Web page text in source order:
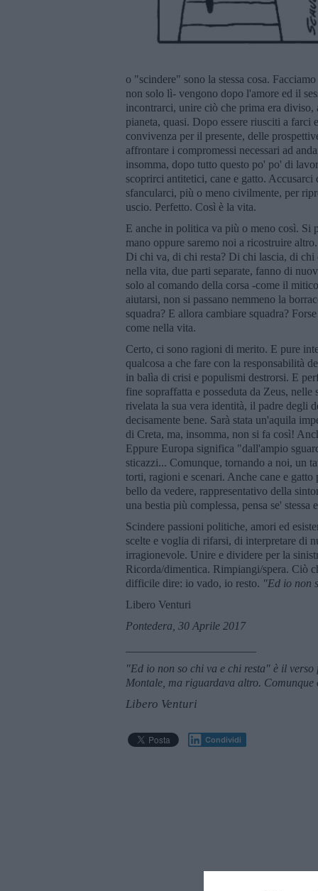
o "scindere" sono la stessa cosa.
non solo lì- vengono dopo l'amore ed il
incontrarci, unire ciò che prima era diviso,
pianeta, quasi. Dopo essere riusciti a farci
convivenza per il presente, delle
affrontare i compromessi necessari ad
insomma, dopo tutto questo po' po' di
scoprirci antitetici, cane e gatto.
sfancularci, più o meno civilmente, per
uscio. Perfetto. Così è la vita.
E anche in politica va più o meno così. Si
mano oppure saremo noi a ricostruire
Di chi va, di chi resta? Di chi lascia, di chi
nella vita, due parti separate, fanno di
solo al comando della corsa -come il
aiutarsi, non si passano nemmeno la
squadra? E allora cambiare squadra?
come nella vita.
Certo, ci sono ragioni di merito. E pure
qualcosa a che fare con la responsabilità
in balìa di crisi e populismi destrorsi. E
fine sopraffatta e posseduta da Zeus,
rivelata la sua vera identità, il padre degli
decisamente bene. Sarà stata un'aquila
di Creta, ma, insomma, non si fa così!
Eppure Europa significa "dall'ampio
sticazzi... Comunque, tornando a noi, un
torti, ragioni e scenari. Anche cane e
bello da vedere, rappresentativo della
una bestia più complessa, pensa se' stessa
Scindere passioni politiche, amori ed
scelte e voglia di rifarsi, di interpretare di
irragionevole. Unire e dividere per la
Ricorda/dimentica. Rimpiangi/spera. Ciò
difficile dire: io vado, io resto. "Ed io non
Libero Venturi
Pontedera, 30 Aprile 2017
"Ed io non so chi va e chi resta" è il
Montale, ma riguardava altro.
Libero Venturi
Condividi